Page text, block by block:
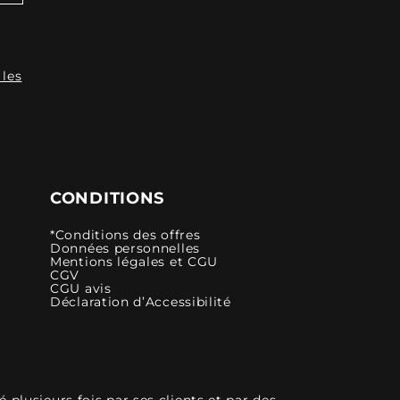
CONDITIONS
*Conditions des offres
Données personnelles
Mentions légales et CGU
CGV
CGU avis
Déclaration d’Accessibilité